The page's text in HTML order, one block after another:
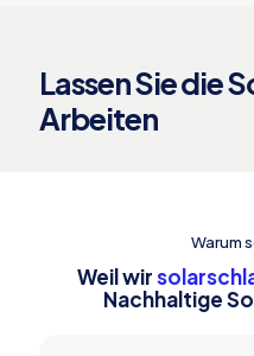
Lassen Sie die
Arbeiten
Warum
Weil wir
Nachhaltige